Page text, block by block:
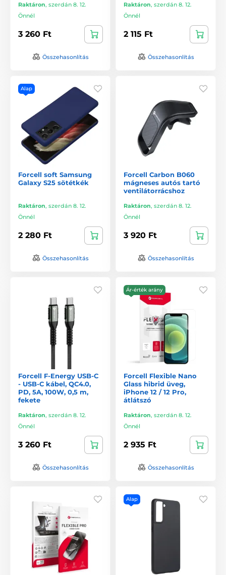
Raktáron, szerdán 8. 12.
Önnél
3 260 Ft
Összehasonlítás
Raktáron, szerdán 8. 12.
Önnél
2 115 Ft
Összehasonlítás
Alap
Forcell soft Samsung
Galaxy S25 sötétkék
Raktáron, szerdán 8. 12.
Önnél
2 280 Ft
Összehasonlítás
Forcell Carbon B060
mágneses autós tartó
ventilátorrácshoz
Raktáron, szerdán 8. 12.
Önnél
3 920 Ft
Összehasonlítás
Forcell F-Energy USB-C
- USB-C kábel, QC4.0,
PD, 5A, 100W, 0,5 m,
fekete
Raktáron, szerdán 8. 12.
Önnél
3 260 Ft
Összehasonlítás
Ár-érték arány
Forcell Flexible Nano
Glass hibrid üveg,
iPhone 12 / 12 Pro,
átlátszó
Raktáron, szerdán 8. 12.
Önnél
2 935 Ft
Összehasonlítás
Alap